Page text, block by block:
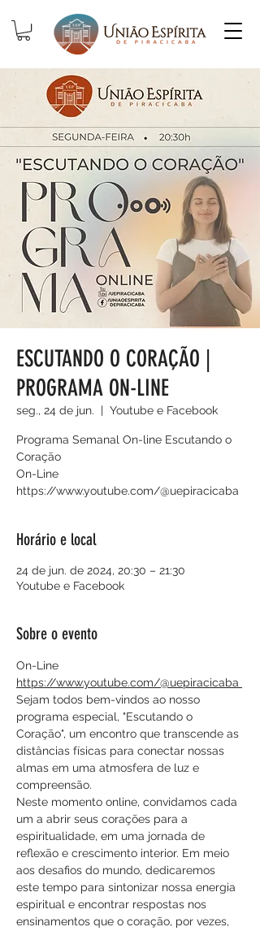
ESCUTANDO O CORAÇÃO |
PROGRAMA ON-LINE
seg., 24 de jun.
  |
Youtube e Facebook
Programa Semanal On-line Escutando o
Coração
On-Line
https://www.youtube.com/@uepiracicaba
Horário e local
24 de jun. de 2024, 20:30 – 21:30
Youtube e Facebook
Sobre o evento
On-Line
https://www.youtube.com/@uepiracicaba
Sejam todos bem-vindos ao nosso
programa especial, "Escutando o
Coração", um encontro que transcende as
distâncias físicas para conectar nossas
almas em uma atmosfera de luz e
compreensão.
Neste momento online, convidamos cada
um a abrir seus corações para a
espiritualidade, em uma jornada de
reflexão e crescimento interior. Em meio
aos desafios do mundo, dedicaremos
este tempo para sintonizar nossa energia
espiritual e encontrar respostas nos
ensinamentos que o coração, por vezes,